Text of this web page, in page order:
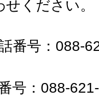
ください。
番号：088-
号：088-